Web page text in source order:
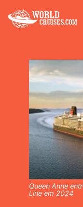
Queen Anne
Line em 2024